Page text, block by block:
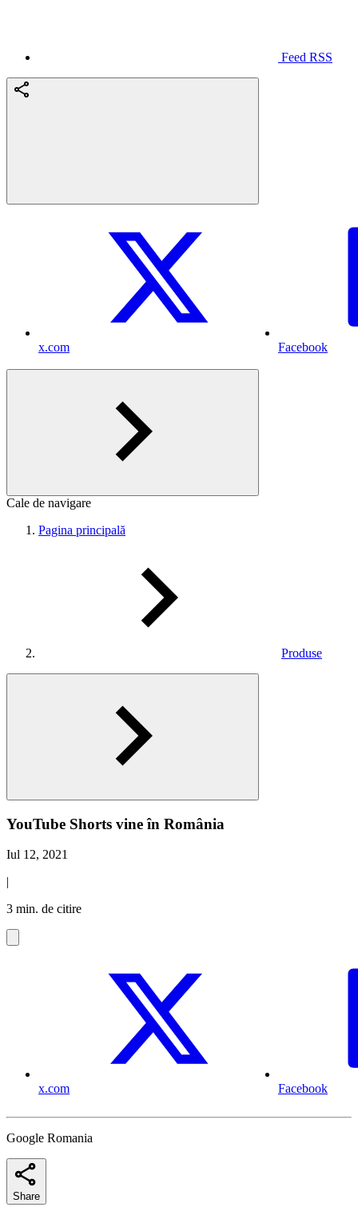
Feed RSS
x.com Facebook
Cale de navigare
Pagina principală
Produse
YouTube Shorts vine în România
Iul 12, 2021
|
3 min. de citire
x.com Facebook
Google Romania
Share